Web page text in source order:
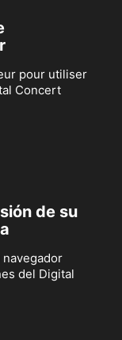
pour utiliser
Concert
de su
del Digital